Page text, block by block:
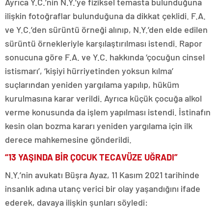
ilişkin fotoğraflar bulunduğuna da dikkat çeklidi. F.A.
ve Y.C.’den sürüntü örneği alınıp, N.Y.’den elde edilen
sürüntü örnekleriyle karşılaştırılması istendi. Rapor
sonucuna göre F.A. ve Y.C. hakkında ‘çocuğun cinsel
istismarı’, ‘kişiyi hürriyetinden yoksun kılma’
suçlarından yeniden yargılama yapılıp, hüküm
kurulmasına karar verildi. Ayrıca küçük çocuğa alkol
verme konusunda da işlem yapılması istendi. İstinafın
kesin olan bozma kararı yeniden yargılama için ilk
derece mahkemesine gönderildi.
“13 YAŞINDA BİR ÇOCUK TECAVÜZE UĞRADI”
N.Y.’nin avukatı Büşra Ayaz, 11 Kasım 2021 tarihinde
insanlık adına utanç verici bir olay yaşandığını ifade
ederek, davaya ilişkin şunları söyledi: